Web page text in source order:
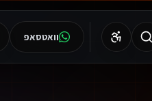
וואטסאפ